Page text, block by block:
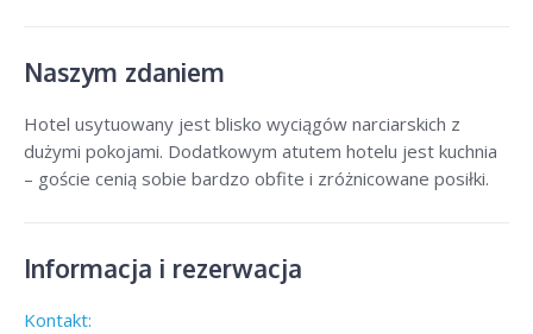
Naszym zdaniem
Hotel usytuowany jest blisko wyciągów narciarskich z
dużymi pokojami. Dodatkowym atutem hotelu jest kuchnia
– goście cenią sobie bardzo obfite i zróżnicowane posiłki.
Informacja i rezerwacja
Kontakt: